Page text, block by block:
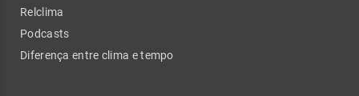
Relclima
Podcasts
Diferença entre clima e tempo